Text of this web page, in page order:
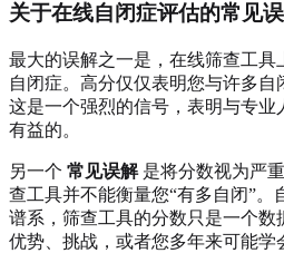
关于在线自闭症评估的常见
最大的误解之一是，在线筛查工
自闭症。高分仅仅表明您与许多自
这是一个强烈的信号，表明与专业
有益的。
另一个 常见误解是将分数视为严
查工具并不能衡量您“有多自闭”。
谱系，筛查工具的分数只是一个数
优势、挑战，或者您多年来可能学